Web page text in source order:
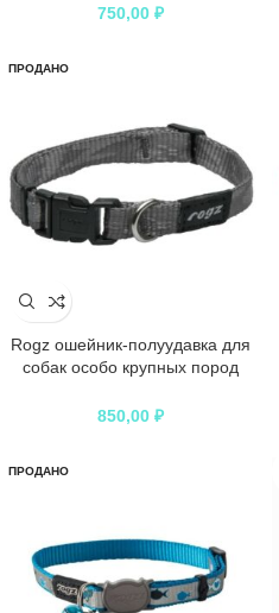
цепью, обхват шеи 500-700 мм,
750,00 ₽
ПРОДАНО
Rogz ошейник-полуудавка для
собак особо крупных пород
обхват шеи 500-680 мм, розовый
850,00 ₽
ПРОДАНО